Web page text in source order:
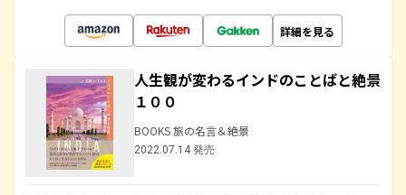
詳細を見る
人生観が変わるインドのことばと絶景
１００
BOOKS 旅の名言＆絶景
2022.07.14 発売